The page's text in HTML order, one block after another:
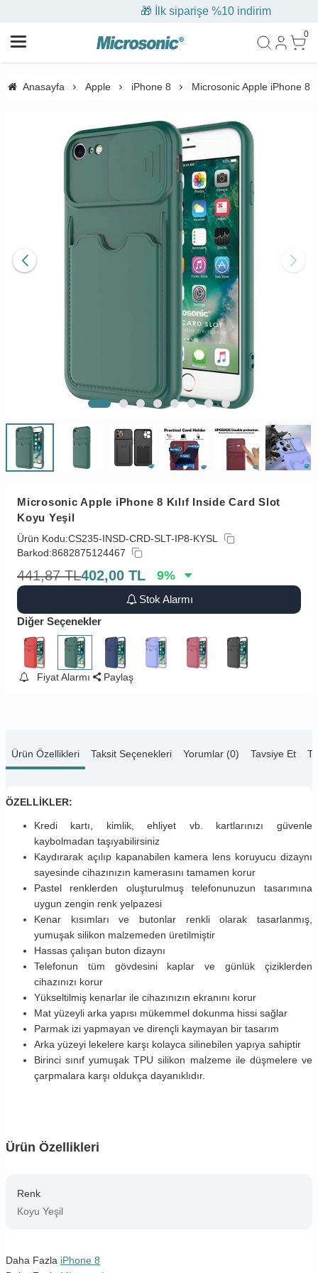
🎁 İlk siparişe %10 indirim
0
Anasayfa Apple iPhone 8 Microsonic Apple iPhone 8
Microsonic Apple iPhone 8 Kılıf Inside Card Slot
Koyu Yeşil
Ürün Kodu:CS235-INSD-CRD-SLT-IP8-KYSL
Barkod:8682875124467
441,87 TL402,00 TL 9%
Stok Alarmı
Diğer Seçenekler
Fiyat Alarmı Paylaş
Ürün Özellikleri Taksit Seçenekleri Yorumlar (0) Tavsiye Et
ÖZELLİKLER:
Kredi kartı, kimlik, ehliyet vb. kartlarınızı güvenle
kaybolmadan taşıyabilirsiniz
Kaydırarak açılıp kapanabilen kamera lens koruyucu dizaynı
sayesinde cihazınızın kamerasını tamamen korur
Pastel renklerden oluşturulmuş telefonunuzun tasarımına
uygun zengin renk yelpazesi
Kenar kısımları ve butonlar renkli olarak tasarlanmış,
yumuşak silikon malzemeden üretilmiştir
Hassas çalışan buton dizaynı
Telefonun tüm gövdesini kaplar ve günlük çiziklerden
cihazınızı korur
Yükseltilmiş kenarlar ile cihazınızın ekranını korur
Mat yüzeyli arka yapısı mükemmel dokunma hissi sağlar
Parmak izi yapmayan ve dirençli kaymayan bir tasarım
Arka yüzeyi lekelere karşı kolayca silinebilen yapıya sahiptir
Birinci sınıf yumuşak TPU silikon malzeme ile düşmelere ve
çarpmalara karşı oldukça dayanıklıdır.
Ürün Özellikleri
Renk
Koyu Yeşil
Daha Fazla iPhone 8